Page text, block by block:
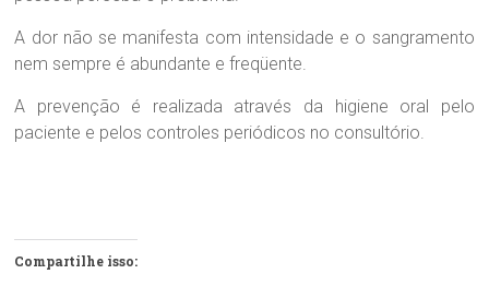
A dor não se manifesta com intensidade e o sangramento
nem sempre é abundante e freqüente.
A prevenção é realizada através da higiene oral pelo
paciente e pelos controles periódicos no consultório.
Compartilhe isso: